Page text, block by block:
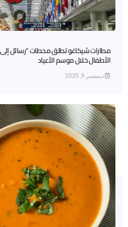
مطارات شيكاغو تطلق محطات “رسائل إلى
الأطفال خلال موسم الأعياد
ديسمبر 9, 2025